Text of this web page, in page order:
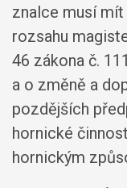
znalce musí
rozsahu
46 zákona č.
a o změně a
pozdějších
hornické
hornickým